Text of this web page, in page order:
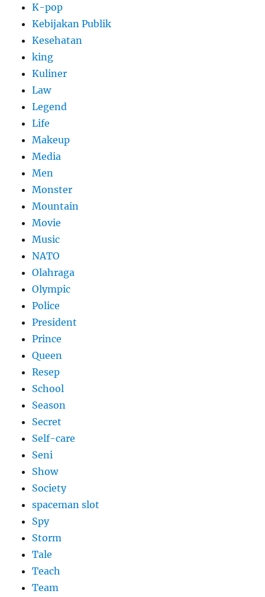
K-pop
Kebijakan Publik
Kesehatan
king
Kuliner
Law
Legend
Life
Makeup
Media
Men
Monster
Mountain
Movie
Music
NATO
Olahraga
Olympic
Police
President
Prince
Queen
Resep
School
Season
Secret
Self-care
Seni
Show
Society
spaceman slot
Spy
Storm
Tale
Teach
Team